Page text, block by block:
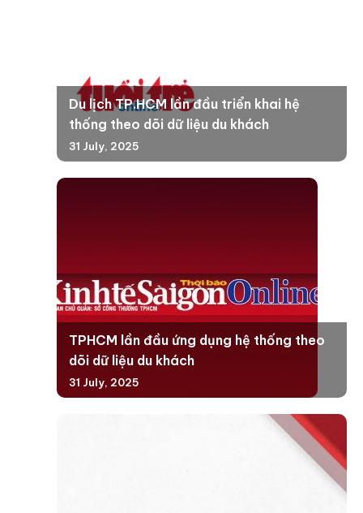
Du lịch TP.HCM lần đầu triển khai hệ
thống theo dõi dữ liệu du khách
31 July, 2025
TPHCM lần đầu ứng dụng hệ thống theo
dõi dữ liệu du khách
31 July, 2025